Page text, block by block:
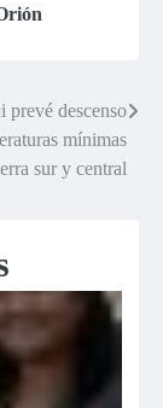
prevé descenso
mínimas
sur y central